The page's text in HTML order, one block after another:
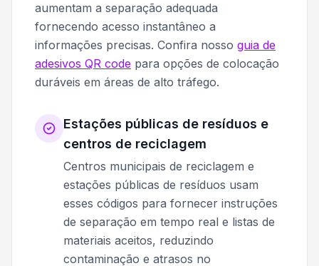
aumentam a separação adequada
fornecendo acesso instantâneo a
informações precisas. Confira nosso guia de
adesivos QR code para opções de colocação
duráveis em áreas de alto tráfego.
Estações públicas de resíduos e
centros de reciclagem
Centros municipais de reciclagem e
estações públicas de resíduos usam
esses códigos para fornecer instruções
de separação em tempo real e listas de
materiais aceitos, reduzindo
contaminação e atrasos no